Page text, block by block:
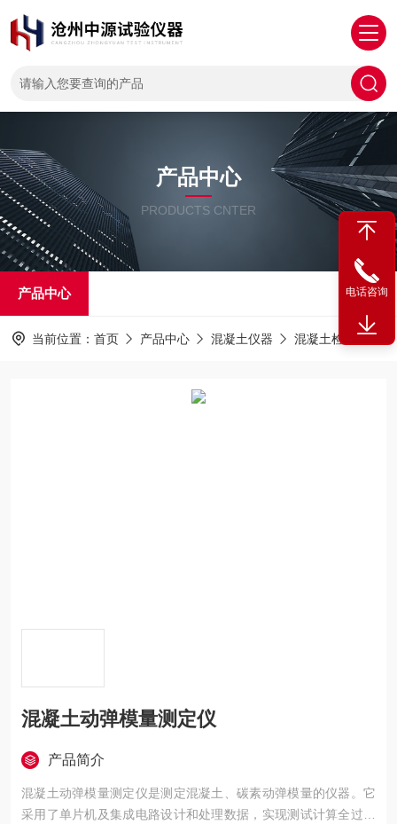
产品中心
PRODUCTS CNTER
产品中心
当前位置： 首页 产品中心 混凝土仪器 混凝土检测仪
混凝土动弹模量测定仪
产品简介
混凝土动弹模量测定仪是测定混凝土、碳素动弹模量的仪器。它
采用了单片机及集成电路设计和处理数据，实现测试计算全过程
电话咨询